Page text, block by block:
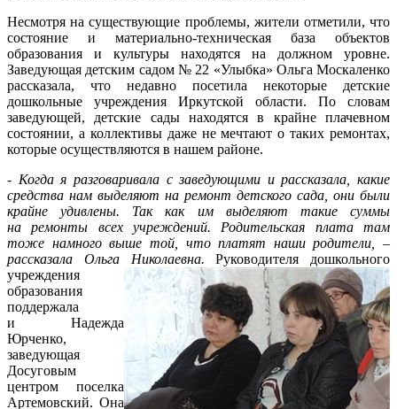
Несмотря на существующие проблемы, жители отметили, что
состояние и материально-техническая база объектов
образования и культуры находятся на должном уровне.
Заведующая детским садом № 22 «Улыбка» Ольга Москаленко
рассказала, что недавно посетила некоторые детские
дошкольные учреждения Иркутской области. По словам
заведующей, детские сады находятся в крайне плачевном
состоянии, а коллективы даже не мечтают о таких ремонтах,
которые осуществляются в нашем районе.
- Когда я разговаривала с заведующими и рассказала, какие
средства нам выделяют на ремонт детского сада, они были
крайне удивлены. Так как им выделяют такие суммы
на ремонты всех учреждений. Родительская плата там
тоже намного выше той, что платят наши родители, –
рассказала Ольга Николаевна. Руководителя дошкольного
учреждения
образования
поддержала
и Надежда
Юрченко,
заведующая
Досуговым
центром поселка
Артемовский. Она